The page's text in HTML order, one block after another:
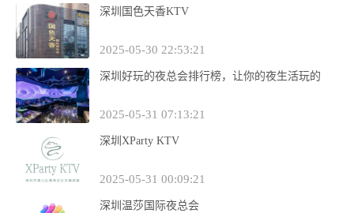
深圳国色天香KTV
2025-05-30 22:53:21
深圳好玩的夜总会排行榜，让你的夜生活玩的
2025-05-31 07:13:21
深圳XParty KTV
2025-05-31 00:09:21
深圳温莎国际夜总会